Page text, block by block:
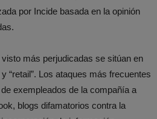
por Incide basada en la opinión
más perjudicadas se sitúan en
“retail”. Los ataques más frecuentes
exempleados de la compañía a
blogs difamatorios contra la